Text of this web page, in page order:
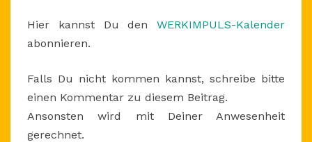
Hier kannst Du den WERKIMPULS-Kalender
abonnieren.
Falls Du nicht kommen kannst, schreibe bitte
einen Kommentar zu diesem Beitrag.
Ansonsten wird mit Deiner Anwesenheit
gerechnet.